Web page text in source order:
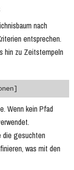
nach
entsprechen.
hin zu Zeitstempeln
Wenn kein Pfad
die gesuchten
was mit den